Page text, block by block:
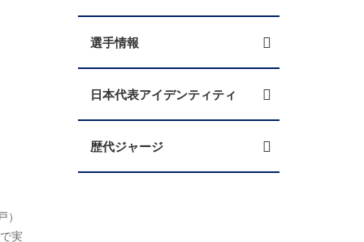
実
選手情報
日本代表アイデンティティ
歴代ジャージ